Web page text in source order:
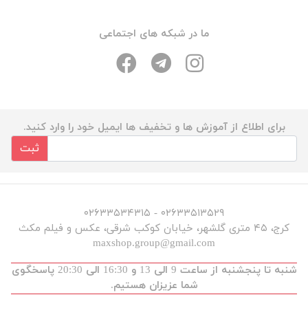
ما در شبکه های اجتماعی
برای اطلاع از آموزش ها و تخفیف ها ایمیل خود را وارد کنید.
ثبت
۰۲۶۳۳۵۱۳۵۲۹ - ۰۲۶۳۳۵۳۴۳۱۵
کرج، ۴۵ متری گلشهر، خیابان کوکب شرقی، عکس و فیلم مکث
maxshop.group@gmail.com
شنبه تا پنجشنبه از ساعت 9 الی 13 و 16:30 الی 20:30 پاسخگوی
شما عزیزان هستیم.